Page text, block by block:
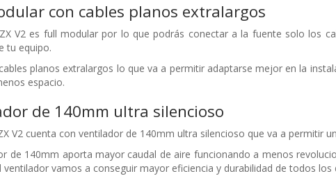
con cables planos extralargos
V2 es full modular por lo que podrás conectar a la fuente solo los
tu equipo.
planos extralargos lo que va a permitir adaptarse mejor en la
espacio.
de 140mm ultra silencioso
V2 cuenta con ventilador de 140mm ultra silencioso que va a permitir
de 140mm aporta mayor caudal de aire funcionando a menos
ventilador vamos a conseguir mayor eficiencia y durabilidad de todos los